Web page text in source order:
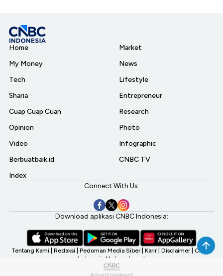
Home
My Money
Tech
Sharia
Cuap Cuap Cuan
Opinion
Video
Berbuatbaik.id
Index
Market
News
Lifestyle
Entrepreneur
Research
Photo
Infographic
CNBC TV
Connect With Us:
Download aplikasi CNBC Indonesia:
Tentang Kami Redaksi Pedoman Media Siber Karir Disclaimer CNBC
Indonesia My Investment
©2026 CNBC Indonesia, A Transmedia Company